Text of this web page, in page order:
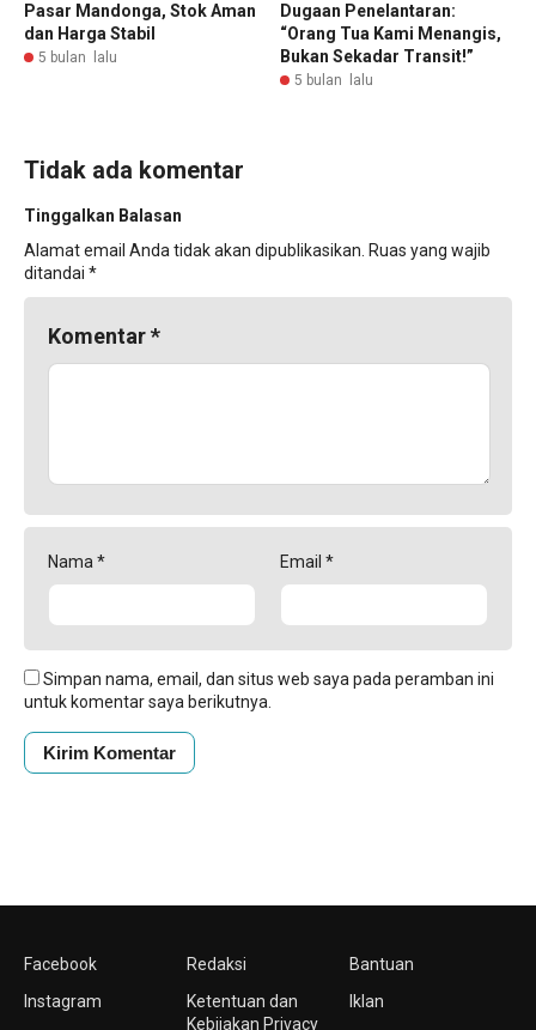
Pasar Mandonga, Stok Aman
dan Harga Stabil
5 bulan lalu
Dugaan Penelantaran:
“Orang Tua Kami Menangis,
Bukan Sekadar Transit!”
5 bulan lalu
Tidak ada komentar
Tinggalkan Balasan
Alamat email Anda tidak akan dipublikasikan. Ruas yang wajib
ditandai *
Komentar*
Nama * Email *
Simpan nama, email, dan situs web saya pada peramban ini
untuk komentar saya berikutnya.
Facebook
Instagram
Redaksi
Ketentuan dan
Kebijakan Privacy
Bantuan
Iklan